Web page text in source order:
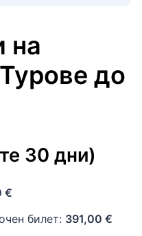
на
Турове до
30 дни)
€
билет: 391,00 €